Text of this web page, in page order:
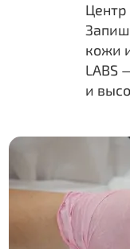
Центр
кожи
LABS
и